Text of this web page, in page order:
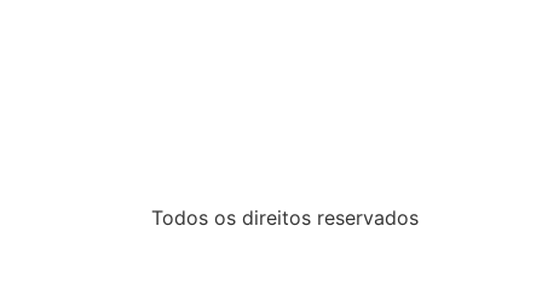
Todos os direitos reservados